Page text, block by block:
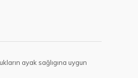
ayak sağlıgına uygun